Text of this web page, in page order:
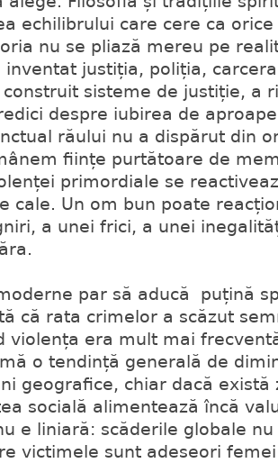
echilibrului care cere ca
nu se pliază mereu pe
inventat justiția, poliția,
construit sisteme de justiție, a
despre iubirea de
răului nu a dispărut din
ființe purtătoare de
primordiale se
cale. Un om bun poate
a unei frici, a unei
par să aducă puțină
că rata crimelor a scăzut
violența era mult mai
o tendință generală de
geografice, chiar dacă există
socială alimentează încă
e liniară: scăderile globale
victimele sunt adeseori